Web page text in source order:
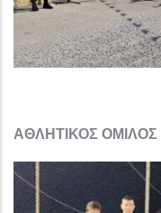
ΑΘΛΗΤΙΚΟΣ ΟΜΙΛΟΣ